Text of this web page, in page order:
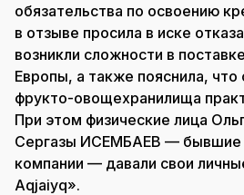
обязательства по освоению
в отзыве просила в иске
возникли сложности в
Европы, а также пояснила, что
фрукто-овощехранилища
При этом физические лица
Сергазы ИСЕМБАЕВ — бывшие
компании — давали свои
Aqjaiyq».